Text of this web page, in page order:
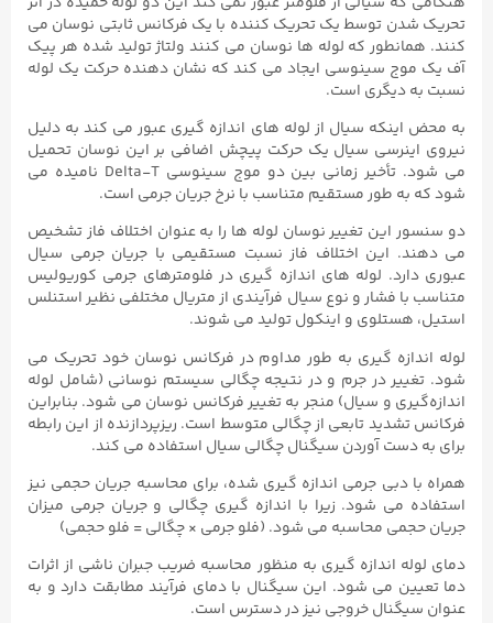
تحریک شدن توسط یک تحریک کننده با یک فرکانس ثابتی نوسان می
کنند. همانطور که لوله ها نوسان می کنند ولتاژ تولید شده هر پیک
آف یک موج سینوسی ایجاد می کند که نشان دهنده حرکت یک لوله
نسبت به دیگری است.
به محض اینکه سیال از لوله های اندازه گیری عبور می کند به دلیل
نیروی اینرسی سیال یک حرکت پیچش اضافی بر این نوسان تحمیل
می شود. تأخیر زمانی بین دو موج سینوسی Delta-T نامیده می
شود که به طور مستقیم متناسب با نرخ جریان جرمی است.
دو سنسور این تغییر نوسان لوله ها را به عنوان اختلاف فاز تشخیص
می دهند. این اختلاف فاز نسبت مستقیمی با جریان جرمی سیال
عبوری دارد. لوله های اندازه گیری در فلومترهای جرمی کوریولیس
متناسب با فشار و نوع سیال فرآیندی از متریال مختلفی نظیر استنلس
استیل، هستلوی و اینکول تولید می شوند.
لوله اندازه گیری به طور مداوم در فرکانس نوسان خود تحریک می
شود. تغییر در جرم و در نتیجه چگالی سیستم نوسانی (شامل لوله
اندازه‌گیری و سیال) منجر به تغییر فرکانس نوسان می‌ شود. بنابراین
فرکانس تشدید تابعی از چگالی متوسط ​​است. ریزپردازنده از این رابطه
برای به دست آوردن سیگنال چگالی سیال استفاده می کند.
همراه با دبی جرمی اندازه گیری شده، برای محاسبه جریان حجمی نیز
استفاده می شود. زیرا با اندازه گیری چگالی و جریان جرمی میزان
جریان حجمی محاسبه می شود. (فلو جرمی × چگالی = فلو حجمی)
دمای لوله اندازه گیری به منظور محاسبه ضریب جبران ناشی از اثرات
دما تعیین می شود. این سیگنال با دمای فرآیند مطابقت دارد و به
عنوان سیگنال خروجی نیز در دسترس است.